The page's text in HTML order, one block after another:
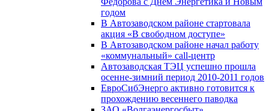
годом
В Автозаводском районе стартовала
акция «В свободном доступе»
В Автозаводском районе начал работу
«коммунальный» call-центр
Автозаводская ТЭЦ успешно прошла
осенне-зимний период 2010-2011 годов
ЕвроСибЭнерго активно готовится к
прохождению весеннего паводка